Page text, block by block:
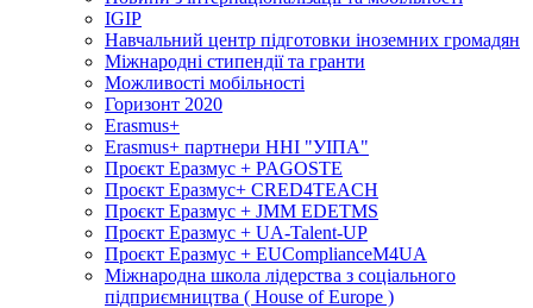
IGIP
Навчальний центр підготовки іноземних громадян
Міжнародні стипендії та гранти
Можливості мобільності
Горизонт 2020
Erasmus+
Erasmus+ партнери ННІ "УІПА"
Проєкт Еразмус + PAGOSTE
Проєкт Еразмус+ CRED4TEACH
Проєкт Еразмус + JMM EDETMS
Проєкт Еразмус + UA-Talent-UP
Проєкт Еразмус + EUComplianceM4UA
Міжнародна школа лідерства з соціального
підприємництва ( House of Europe )